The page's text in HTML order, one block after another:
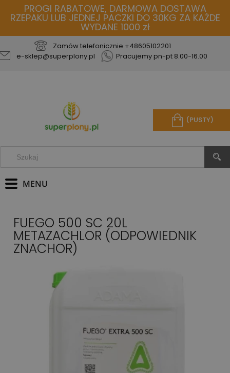
PROGI RABATOWE, DARMOWA DOSTAWA
RZEPAKU LUB JEDNEJ PACZKI DO 30KG ZA KAŻDE
WYDANE 1000 zł
Zamów telefonicznie +48605102201
e-sklep@superplony.pl
Pracujemy pn-pt 8.00-16.00
(PUSTY)
FUEGO 500 SC 20L
METAZACHLOR (ODPOWIEDNIK
ZNACHOR)